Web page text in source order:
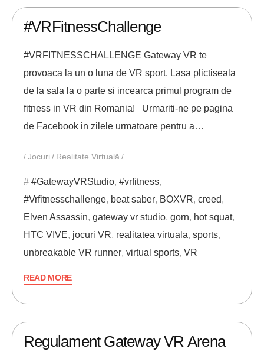
#VRFitnessChallenge
#VRFITNESSCHALLENGE Gateway VR te
provoaca la un o luna de VR sport. Lasa plictiseala
de la sala la o parte si incearca primul program de
fitness in VR din Romania! Urmariti-ne pe pagina
de Facebook in zilele urmatoare pentru a…
Jocuri Realitate Virtuală
#GatewayVRStudio, #vrfitness,
#Vrfitnesschallenge, beat saber, BOXVR, creed,
Elven Assassin, gateway vr studio, gorn, hot squat,
HTC VIVE, jocuri VR, realitatea virtuala, sports,
unbreakable VR runner, virtual sports, VR
READ MORE
Regulament Gateway VR Arena